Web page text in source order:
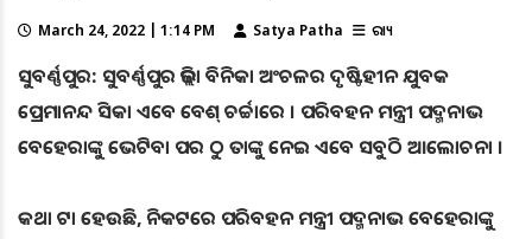
March 24, 2022 | 1:14 PM Satya Patha ରାଜ୍ୟ
ସୁବର୍ଣ୍ଣପୁର: ସୁବର୍ଣ୍ଣପୁର ଜିଲ୍ଲା ବିନିକା ଅଂଚଳର ଦୃଷ୍ଟିହୀନ ଯୁବକ
ପ୍ରେମାନନ୍ଦ ସିକା ଏବେ ବେଶ୍ ଚର୍ଚ୍ଚାରେ । ପରିବହନ ମନ୍ତ୍ରୀ ପଦ୍ମନାଭ
ବେହେରାଙ୍କୁ ଭେଟିବା ପର ଠୁ ତାଙ୍କୁ ନେଇ ଏବେ ସବୁଠି ଆଲୋଚନା ।
କଥା ଟା ହେଉଛି, ନିକଟରେ ପରିବହନ ମନ୍ତ୍ରୀ ପଦ୍ମନାଭ ବେହେରାଙ୍କୁ